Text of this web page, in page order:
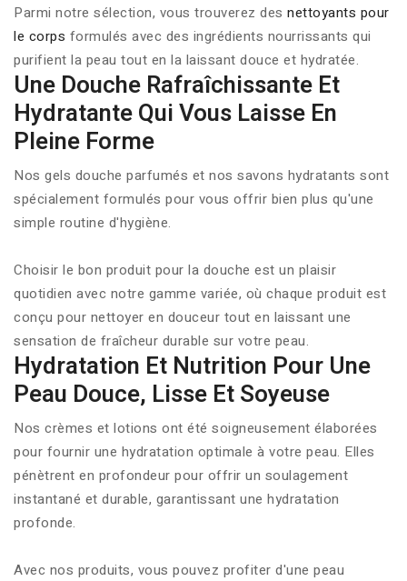
Parmi notre sélection, vous trouverez des nettoyants pour
le corps formulés avec des ingrédients nourrissants qui
purifient la peau tout en la laissant douce et hydratée.
Une Douche Rafraîchissante Et
Hydratante Qui Vous Laisse En
Pleine Forme
Nos gels douche parfumés et nos savons hydratants sont
spécialement formulés pour vous offrir bien plus qu'une
simple routine d'hygiène.
Choisir le bon produit pour la douche est un plaisir
quotidien avec notre gamme variée, où chaque produit est
conçu pour nettoyer en douceur tout en laissant une
sensation de fraîcheur durable sur votre peau.
Hydratation Et Nutrition Pour Une
Peau Douce, Lisse Et Soyeuse
Nos crèmes et lotions ont été soigneusement élaborées
pour fournir une hydratation optimale à votre peau. Elles
pénètrent en profondeur pour offrir un soulagement
instantané et durable, garantissant une hydratation
profonde.
Avec nos produits, vous pouvez profiter d'une peau